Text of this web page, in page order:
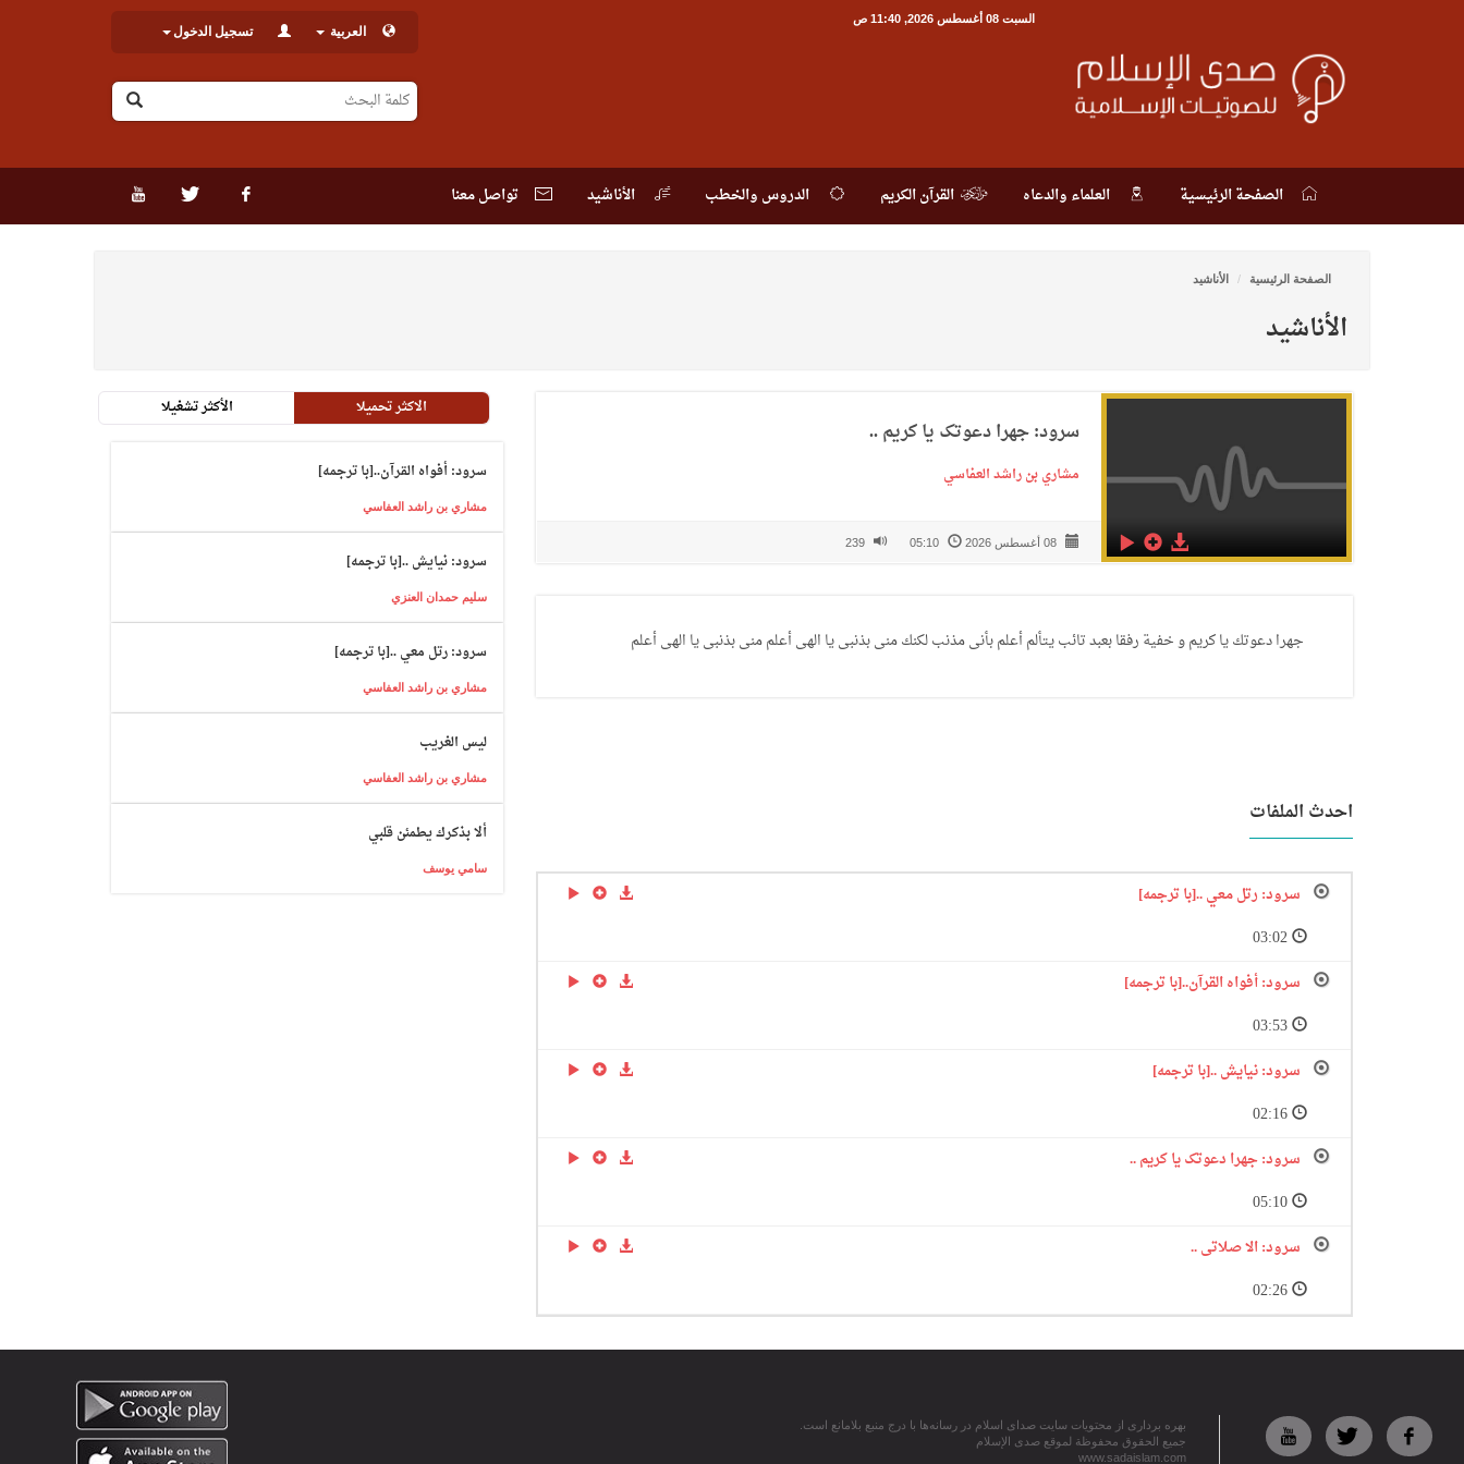
السبت 08 أغسطس 2026, 11:40 ص
العربية تسجيل الدخول
الصفحة الرئيسية العلماء والدعاه القرآن الكريم الدروس والخطب الأناشيد تواصل معنا
الصفحة الرئيسية الأناشيد
الأناشيد
سرود: جهرا دعوتک یا کریم ..
مشاري بن راشد العفاسي
جهرا دعوتك يا كريم و خفية رفقا بعبد تائب يتألم أعلم بأنى مذنب لكنك منى بذنبى يا الهى أعلم منى بذنبى يا الهى أعلم
احدث الملفات
سرود: رتل معي ..[با ترجمه]
سرود: أفواه القرآن..[با ترجمه]
سرود: نیایش ..[با ترجمه]
سرود: جهرا دعوتک یا کریم ..
سرود: الا صلاتی ..
الاكثر تحميلا الأكثر تشغيلا
سرود: أفواه القرآن..[با ترجمه]
مشاري بن راشد العفاسي
سرود: نیایش ..[با ترجمه]
سليم حمدان العنزي
سرود: رتل معي ..[با ترجمه]
مشاري بن راشد العفاسي
ليس الغريب
مشاري بن راشد العفاسي
ألا بذكرك يطمئن قلبي
سامي يوسف
بهره برداری از محتویات سایت صدای اسلام در رسانه‌ها با درج منبع بلامانع است.
جميع الحقوق محفوظة لموقع صدى الإسلام
www.sadaislam.com